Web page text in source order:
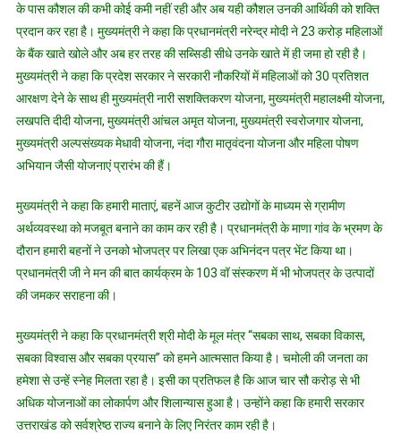
के पास कौशल की कभी कोई कमी नहीं रही और अब यही कौशल उनकी आर्थिकी को शक्ति
प्रदान कर रहा है। मुख्यमंत्री ने कहा कि प्रधानमंत्री नरेन्द्र मोदी ने 23 करोड़ महिलाओं
के बैंक खाते खोले और अब हर तरह की सब्सिडी सीधे उनके खाते में ही जमा हो रही है।
मुख्यमंत्री ने कहा कि प्रदेश सरकार ने सरकारी नौकरियों में महिलाओं को 30 प्रतिशत
आरक्षण देने के साथ ही मुख्यमंत्री नारी सशक्तिकरण योजना, मुख्यमंत्री महालक्ष्मी योजना,
लखपति दीदी योजना, मुख्यमंत्री आंचल अमृत योजना, मुख्यमंत्री स्वरोजगार योजना,
मुख्यमंत्री अल्पसंख्यक मेधावी योजना, नंदा गौरा मातृवंदना योजना और महिला पोषण
अभियान जैसी योजनाएं प्रारंभ की हैं।
मुख्यमंत्री ने कहा कि हमारी माताएं, बहनें आज कुटीर उद्योगों के माध्यम से ग्रामीण
अर्थव्यवस्था को मजबूत बनाने का काम कर रही है। प्रधानमंत्री के माणा गांव के भ्रमण के
दौरान हमारी बहनों ने उनको भोजपत्र पर लिखा एक अभिनंदन पत्र भेंट किया था।
प्रधानमंत्री जी ने मन की बात कार्यक्रम के 103 वॉ संस्करण में भी भोजपत्र के उत्पादों
की जमकर सराहना की।
मुख्यमंत्री ने कहा कि प्रधानमंत्री श्री मोदी के मूल मंत्र ‘‘सबका साथ, सबका विकास,
सबका विश्वास और सबका प्रयास’’ को हमने आत्मसात किया है। चमोली की जनता का
हमेशा से उन्हें स्नेह मिलता रहा है। इसी का प्रतिफल है कि आज चार सौ करोड़ से भी
अधिक योजनाओं का लोकार्पण और शिलान्यास हुआ है। उन्होंने कहा कि हमारी सरकार
उत्तराखंड को सर्वश्रेष्ठ राज्य बनाने के लिए निरंतर काम रही है।